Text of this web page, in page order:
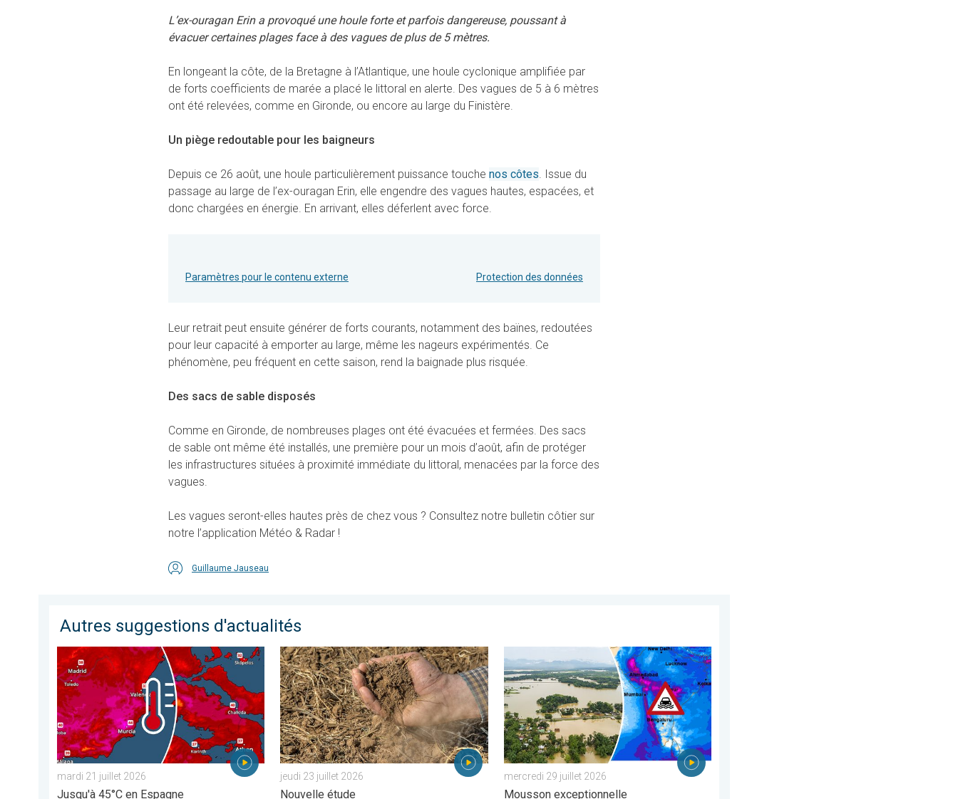
L’ex-ouragan Erin a provoqué une houle forte et parfois dangereuse, poussant à
évacuer certaines plages face à des vagues de plus de 5 mètres.
En longeant la côte, de la Bretagne à l’Atlantique, une houle cyclonique amplifiée par
de forts coefficients de marée a placé le littoral en alerte. Des vagues de 5 à 6 mètres
ont été relevées, comme en Gironde, ou encore au large du Finistère.
Un piège redoutable pour les baigneurs
Depuis ce 26 août, une houle particulièrement puissance touche nos côtes. Issue du
passage au large de l’ex-ouragan Erin, elle engendre des vagues hautes, espacées, et
donc chargées en énergie. En arrivant, elles déferlent avec force.
Paramètres pour le contenu externe Protection des données
Leur retrait peut ensuite générer de forts courants, notamment des baïnes, redoutées
pour leur capacité à emporter au large, même les nageurs expérimentés. Ce
phénomène, peu fréquent en cette saison, rend la baignade plus risquée.
Des sacs de sable disposés
Comme en Gironde, de nombreuses plages ont été évacuées et fermées. Des sacs
de sable ont même été installés, une première pour un mois d’août, afin de protéger
les infrastructures situées à proximité immédiate du littoral, menacées par la force des
vagues.
Les vagues seront-elles hautes près de chez vous ? Consultez notre bulletin côtier sur
notre l’application Météo & Radar !
Guillaume Jauseau
Autres suggestions d'actualités
Nouveau pic de chaleur dans le sud. Jusqu'à 45°C en Espagne. . . mardi 21 juillet 2026
mardi 21 juillet 2026
Jusqu'à 45°C en Espagne
La chaleur assèche les sols plus vite. Nouvelle étude. . . jeudi 23 juillet 2026
jeudi 23 juillet 2026
Nouvelle étude
L'Asie en proie à de graves inondations. Mousson exceptionnelle. . . mercredi 29 juillet
mercredi 29 juillet 2026
Mousson exceptionnelle